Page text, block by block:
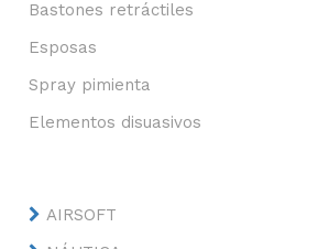
Bastones retráctiles
Esposas
Spray pimienta
Elementos disuasivos
AIRSOFT